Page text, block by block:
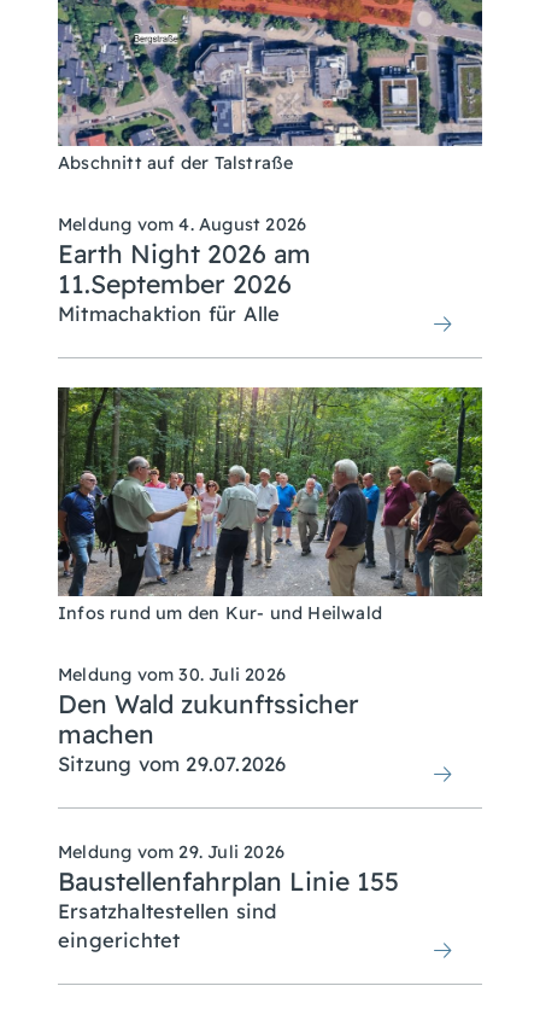
Abschnitt auf der Talstraße
Meldung vom 4. August 2026
Earth Night 2026 am
11.September 2026
Mitmachaktion für Alle
Infos rund um den Kur- und Heilwald
Meldung vom 30. Juli 2026
Den Wald zukunftssicher
machen
Sitzung vom 29.07.2026
Meldung vom 29. Juli 2026
Baustellenfahrplan Linie 155
Ersatzhaltestellen sind
eingerichtet